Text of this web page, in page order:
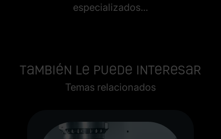
especializados...
También le puede interesar
Temas relacionados